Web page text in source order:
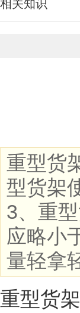
相关知识
重型货
型货架
3、重
应略小
量轻拿
重型货